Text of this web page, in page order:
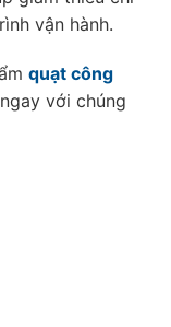
vận hành.
quạt công
với chúng